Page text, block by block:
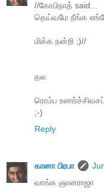
//கோபிநாத் said...
தெய்வமே நீங்க
மிக்க நன்றி ;)//
தல
ரொம்ப
;-)
Reply
கானா பிரபா
வாங்க ஞானராஜா